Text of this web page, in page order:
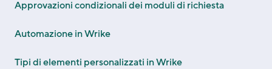
Approvazioni condizionali dei moduli di richiesta
Automazione in Wrike
Tipi di elementi personalizzati in Wrike